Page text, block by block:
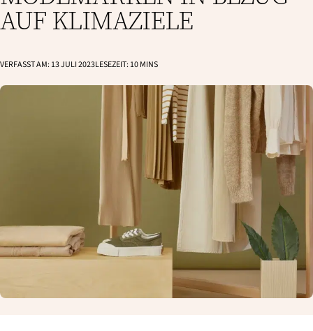
AUF KLIMAZIELE
VERFASST AM:13 JULI 2023LESEZEIT:10MINS